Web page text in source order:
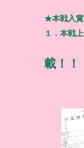
★本戦入賞
１．本戦
載！！